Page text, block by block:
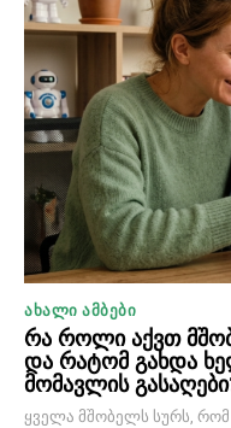
ᲐᲮᲐᲚᲘ ᲐᲛᲑᲔᲑᲘ
რა როლი აქვთ
და რატომ გახდა
მომავლის
ყველა მშობელს სურს,